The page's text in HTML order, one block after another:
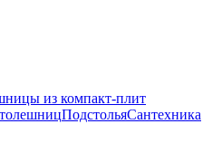
из компакт-плит
ПодстольяСантехника